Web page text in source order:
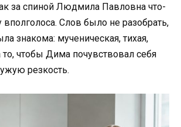
за спиной Людмила Павловна что-
вполголоса. Слов было не разобрать,
знакома: мученическая, тихая,
то, чтобы Дима почувствовал себя
резкость.